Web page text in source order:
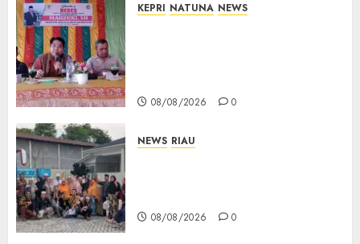
KEPRI NATUNA NEWS
08/08/2026 0
NEWS RIAU
08/08/2026 0